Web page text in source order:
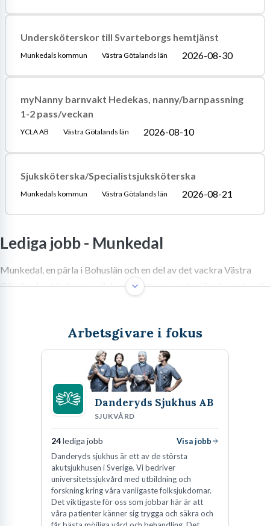
Undersköterskor till Svarteborgs hemtjänst
Munkedals kommun Västra Götalands län 2026-08-30
myNanny barnvakt Hedekas, nanny/barnpassning
1-2 pass/veckan
YCLA AB Västra Götalands län 2026-08-10
Sjuksköterska/Specialistsjuksköterska
Munkedals kommun Västra Götalands län 2026-08-21
Lediga jobb - Munkedal
Munkedal, en pärla i Bohuslän och en del av det vackra Västra
Götaland, erbjuder en unik kombination av naturnära boende och
efterfrågan inom specifika sektorer.
Jobb i Munkedal: Din guide till nya
möjligheter i Västra Götaland
Munkedal, en pärla i Bohuslän och en del av det vackra Västra
Götaland, erbjuder en unik kombination av naturnära boende och
spännande karriärmöjligheter. Här möts du av en arbetsmarknad
som präglas av både traditionella branscher och en växande
efterfrågan inom specifika sektorer. Att söka jobb i Munkedal
Arbetsgivare i fokus
Danderyds Sjukhus AB
SJUKVÅRD
24lediga jobb
Visa jobb
Danderyds sjukhus är ett av de största
akutsjukhusen i Sverige. Vi bedriver
universitetssjukvård med utbildning och
forskning kring våra vanligaste folksjukdomar.
Det viktigaste för oss som jobbar här är att
våra patienter känner sig trygga och säkra och